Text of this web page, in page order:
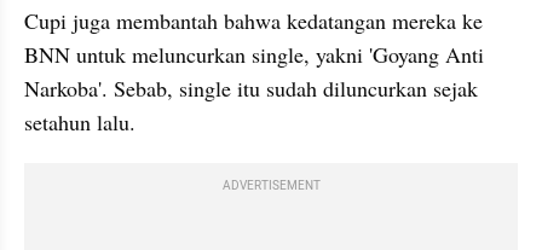
Cupi juga membantah bahwa kedatangan mereka ke
BNN untuk meluncurkan single, yakni 'Goyang Anti
Narkoba'. Sebab, single itu sudah diluncurkan sejak
setahun lalu.
ADVERTISEMENT